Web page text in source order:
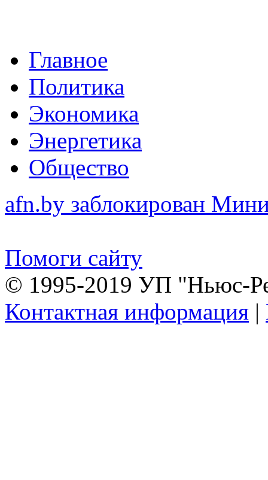
Главное
Политика
Экономика
Энергетика
Общество
afn.by заблокирован
Помоги сайту
© 1995-2019 УП "Ньюс-
Контактная информация |